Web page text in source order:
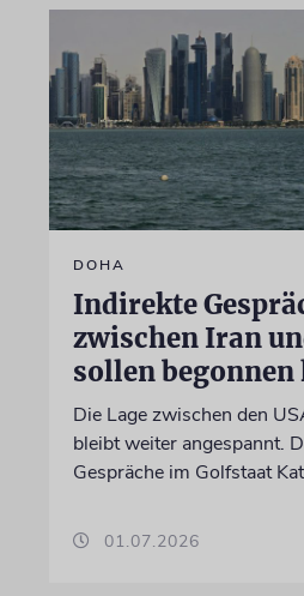
DOHA
Indirekte
zwischen Iran
sollen begonnen
Die Lage zwischen den
bleibt weiter angespannt.
Gespräche im Golfstaat
01.07.2026